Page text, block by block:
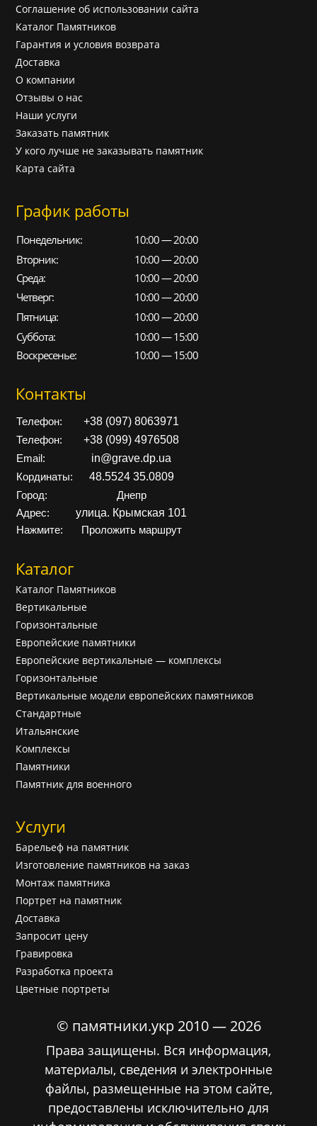
Соглашение об использовании сайта
Каталог Памятников
Гарантия и условия возврата
Доставка
О компании
Отзывы о нас
Наши услуги
Заказать памятник
У кого лучше не заказывать памятник
Карта сайта
График работы
Понедельник:
10:00 — 20:00
Вторник:
10:00 — 20:00
Среда:
10:00 — 20:00
Четверг:
10:00 — 20:00
Пятница:
10:00 — 20:00
Суббота:
10:00 — 15:00
Воскресенье:
10:00 — 15:00
Контакты
Телефон: +38 (097) 8063971
Телефон: +38 (099) 4976508
Email: in@grave.dp.ua
Кординаты: 48.5524 35.0809
Город:
Днепр
Адрес:
улица. Крымская 101
Нажмите: Проложить маршрут
Каталог
Каталог Памятников
Вертикальные
Горизонтальные
Европейские памятники
Европейские вертикальные — комплексы
Горизонтальные
Вертикальные модели европейских памятников
Cтандартные
Итальянские
Комплексы
Памятники
Памятник для военного
Услуги
Барельеф на памятник
Изготовление памятников на заказ
Монтаж памятника
Портрет на памятник
Доставка
Запросит цену
Гравировка
Разработка проекта
Цветные портреты
© памятники.укр 2010 — 2026
Права защищены. Вся информация,
материалы, сведения и электронные
файлы, размещенные на этом сайте,
предоставлены исключительно для